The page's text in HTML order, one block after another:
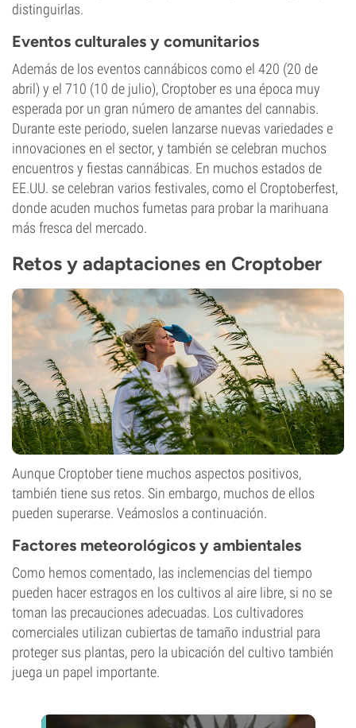
distinguirlas.
Eventos culturales y comunitarios
Además de los eventos cannábicos como el 420 (20 de
abril) y el 710 (10 de julio), Croptober es una época muy
esperada por un gran número de amantes del cannabis.
Durante este periodo, suelen lanzarse nuevas variedades e
innovaciones en el sector, y también se celebran muchos
encuentros y fiestas cannábicas. En muchos estados de
EE.UU. se celebran varios festivales, como el Croptoberfest,
donde acuden muchos fumetas para probar la marihuana
más fresca del mercado.
Retos y adaptaciones en Croptober
Aunque Croptober tiene muchos aspectos positivos,
también tiene sus retos. Sin embargo, muchos de ellos
pueden superarse. Veámoslos a continuación.
Factores meteorológicos y ambientales
Como hemos comentado, las inclemencias del tiempo
pueden hacer estragos en los cultivos al aire libre, si no se
toman las precauciones adecuadas. Los cultivadores
comerciales utilizan cubiertas de tamaño industrial para
proteger sus plantas, pero la ubicación del cultivo también
juega un papel importante.